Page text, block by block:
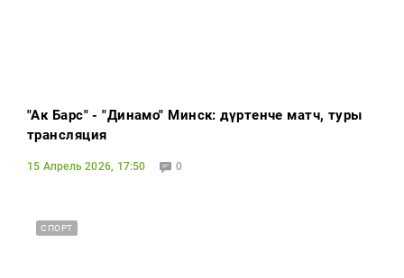
"Ак Барс" - "Динамо" Минск: дүртенче матч, туры
трансляция
15 Апрель 2026, 17:50 0
СПОРТ